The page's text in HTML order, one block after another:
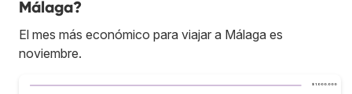
Málaga?
El mes más económico para viajar a Málaga es
noviembre.
$ 1.000.000